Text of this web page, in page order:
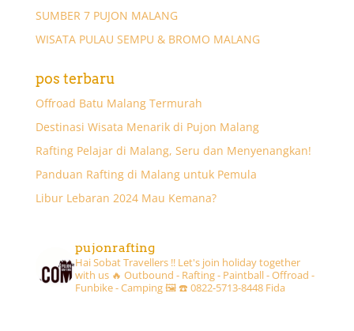
SUMBER 7 PUJON MALANG
WISATA PULAU SEMPU & BROMO MALANG
pos terbaru
Offroad Batu Malang Termurah
Destinasi Wisata Menarik di Pujon Malang
Rafting Pelajar di Malang, Seru dan Menyenangkan!
Panduan Rafting di Malang untuk Pemula
Libur Lebaran 2024 Mau Kemana?
pujonrafting
Hai Sobat Travellers !! Let's join holiday together
with us 🔥 Outbound - Rafting - Paintball - Offroad -
Funbike - Camping 🖼☎️ 0822-5713-8448 Fida